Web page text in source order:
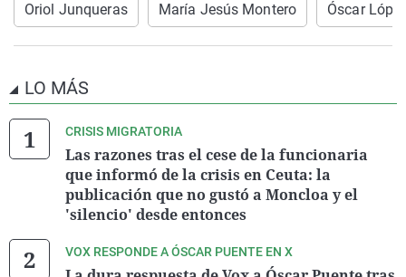
Oriol Junqueras María Jesús Montero Óscar
LO MÁS
CRISIS MIGRATORIA
Las razones tras el cese de la funcionaria
que informó de la crisis en Ceuta: la
publicación que no gustó a Moncloa y el
'silencio' desde entonces
VOX RESPONDE A ÓSCAR PUENTE EN X